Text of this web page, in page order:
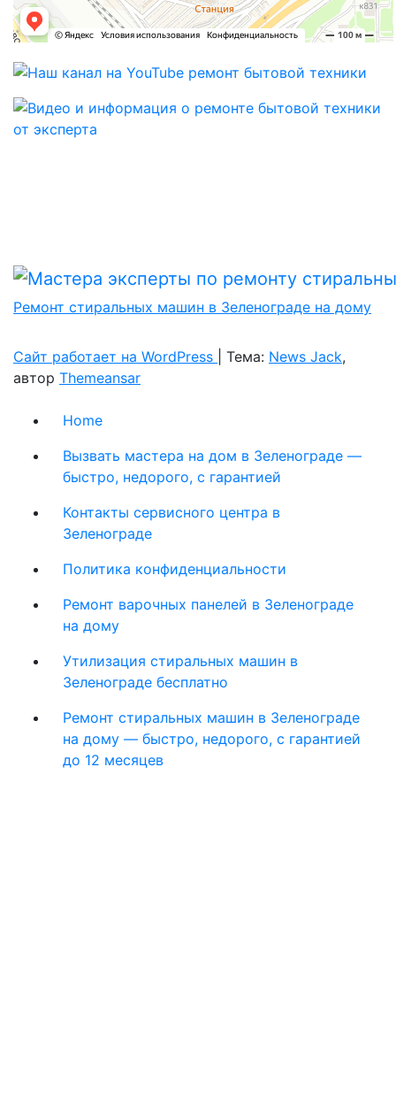
Ремонт стиральных машин в Зеленограде на дому
Сайт работает на WordPress Тема: News Jack,
автор Themeansar
Home
Вызвать мастера на дом в Зеленограде —
быстро, недорого, с гарантией
Контакты сервисного центра в
Зеленограде
Политика конфиденциальности
Ремонт варочных панелей в Зеленограде
на дому
Утилизация стиральных машин в
Зеленограде бесплатно
Ремонт стиральных машин в Зеленограде
на дому — быстро, недорого, с гарантией
до 12 месяцев